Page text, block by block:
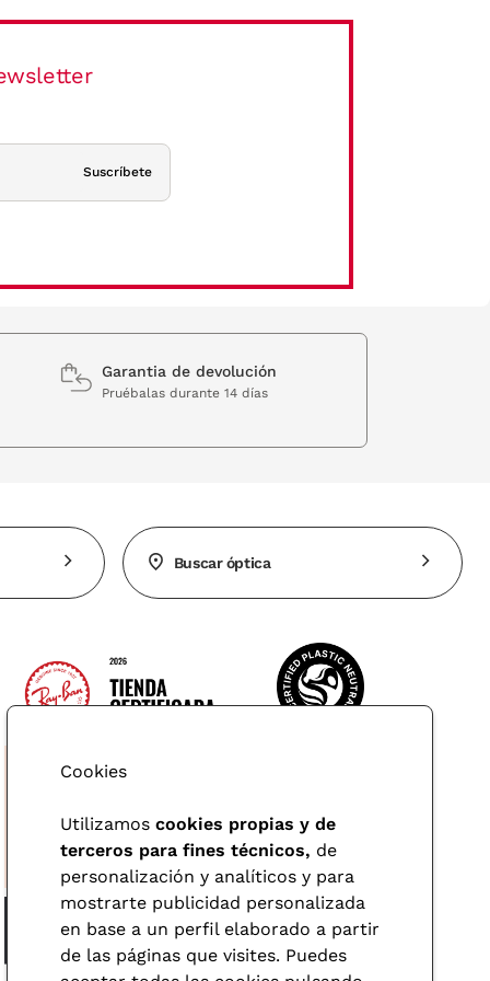
Suscríbete
Garantia de devolución
Pruébalas durante 14 días
Buscar óptica
Cookies
Utilizamos cookies propias y de
terceros para fines técnicos, de
personalización y analíticos y para
mostrarte publicidad personalizada
en base a un perfil elaborado a partir
de las páginas que visites. Puedes